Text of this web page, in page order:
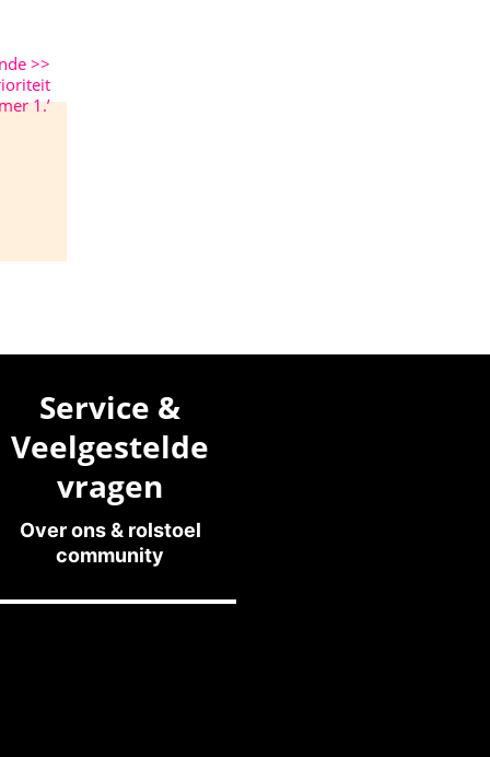
>>
1.’
Service &
Veelgestelde
vragen
Over ons & rolstoel
community